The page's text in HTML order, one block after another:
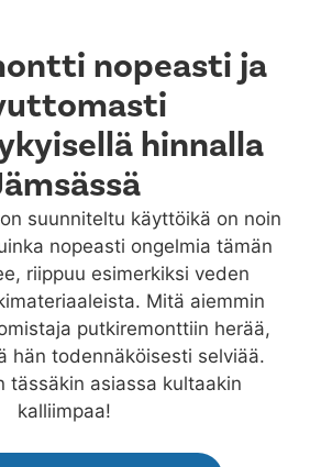
nopeasti ja
hinnalla
suunniteltu käyttöikä on noin
nopeasti ongelmia tämän
riippuu esimerkiksi veden
Mitä aiemmin
putkiremonttiin herää,
hän todennäköisesti selviää.
tässäkin asiassa kultaakin
kalliimpaa!